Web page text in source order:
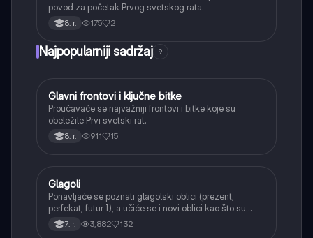
povod za početak Prvog svetskog rata.
8. r. 175 2
Najpopularniji sadržaj 9
Istorija
Glavni frontovi i ključne bitke
Proučavaće se najvažniji frontovi i bitke koje su
obeležile Prvi svetski rat.
8. r. 911 15
Srpski jezik
Glagoli
Ponavljaće se poznati glagolski oblici (prezent,
perfekat, futur I), a učiće se i novi oblici kao što su
aorist, imperfekat, pluskvamperfekat, futur II, kao i
glagolski prilozi i pridevi.
7. r. 3,882 132